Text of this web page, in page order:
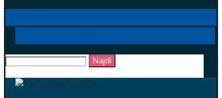
Najdi